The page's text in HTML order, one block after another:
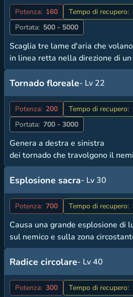
Potenza: 160 Tempo di recupero:
Portata: 500 - 5000
Scaglia tre lame d'aria che
in linea retta nella direzione di un
Tornado floreale- Lv 22
Potenza: 200 Tempo di recupero:
Portata: 700 - 3000
Genera a destra e sinistra
dei tornado che travolgono il
Esplosione sacra- Lv 30
Potenza: 700 Tempo di recupero:
Causa una grande esplosione di
sul nemico e sulla zona
Radice circolare- Lv 40
Potenza: 300 Tempo di recupero: